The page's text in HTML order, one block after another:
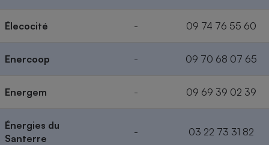
Élecocité - 09 74 76 55 60
Enercoop - 09 70 68 07 65
Energem - 09 69 39 02 39
Énergies du
Santerre
- 03 22 73 31 82